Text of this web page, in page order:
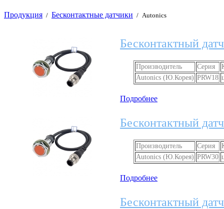
Продукция / Бесконтактные датчики / Autonics
Бесконтактный
Производитель Серия
Autonics (Ю.Корея) PRW18
Подробнее
Бесконтактный
Производитель Серия
Autonics (Ю.Корея) PRW30
Подробнее
Бесконтактный